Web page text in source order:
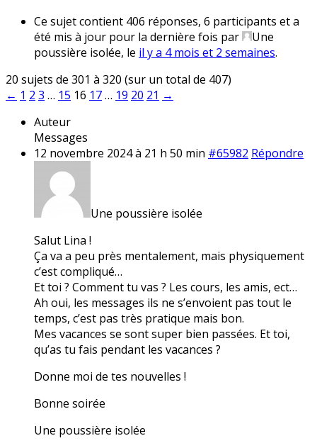
Ce sujet contient 406 réponses, 6 participants et a
été mis à jour pour la dernière fois par
Une
poussière isolée, le il y a 4 mois et 2 semaines.
20 sujets de 301 à 320 (sur un total de 407)
← 1 2 3 … 15 16 17… 19 20 21 →
Auteur
Messages
12 novembre 2024 à 21 h 50 min #65982 Répondre
Une poussière isolée
Salut Lina !
Ça va a peu près mentalement, mais physiquement
c’est compliqué…
Et toi ? Comment tu vas ? Les cours, les amis, ect…
Ah oui, les messages ils ne s’envoient pas tout le
temps, c’est pas très pratique mais bon.
Mes vacances se sont super bien passées. Et toi,
qu’as tu fais pendant les vacances ?
Donne moi de tes nouvelles !
Bonne soirée
Une poussière isolée